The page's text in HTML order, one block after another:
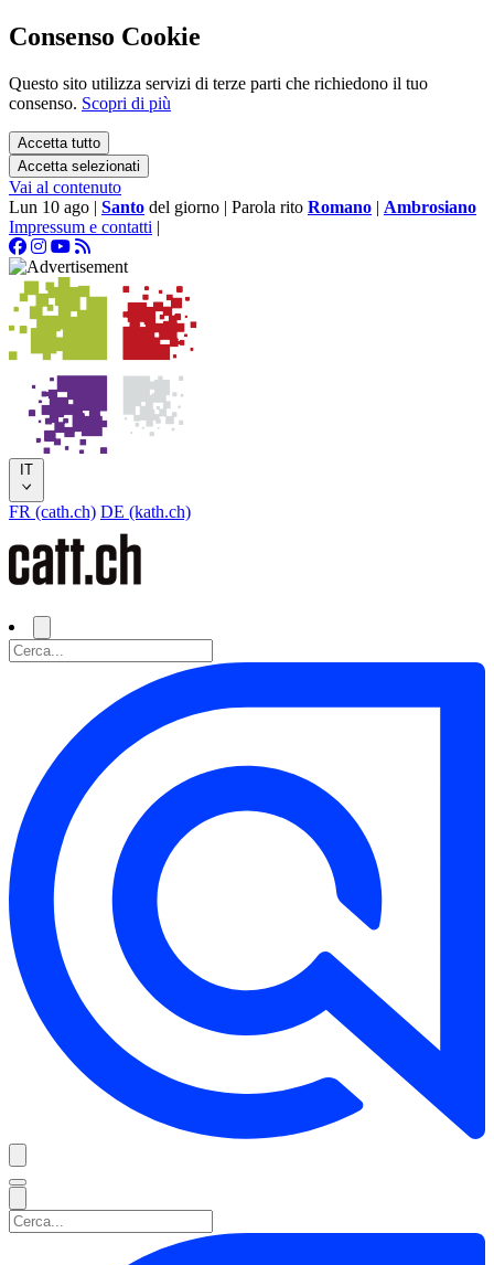
Consenso Cookie
Questo sito utilizza servizi di terze parti che richiedono il tuo
consenso. Scopri di più
Accetta tutto
Accetta selezionati
Vai al contenuto
Lun 10 ago | Santo del giorno | Parola rito Romano | Ambrosiano
Impressum e contatti |
IT
FR (cath.ch) DE (kath.ch)